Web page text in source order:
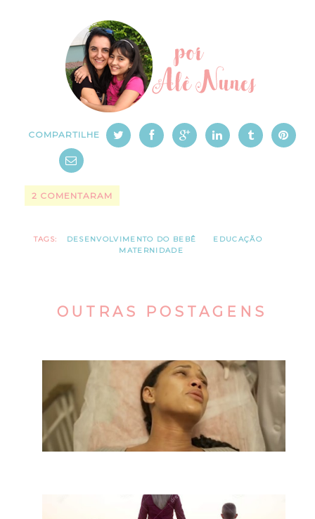
COMPARTILHE
2 COMENTARAM
TAGS: DESENVOLVIMENTO DO BEBÊ
EDUCAÇÃO
MATERNIDADE
OUTRAS POSTAGENS